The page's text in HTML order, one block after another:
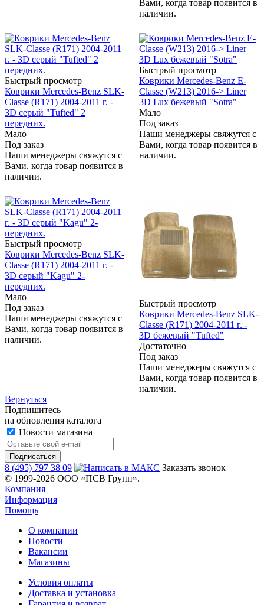
Вами, когда товар появится в
наличии.
Быстрый просмотр
Коврики Mercedes-Benz SLK-
Classe (R171) 2004-2011 г. -
3D серый "Tufted" 2
передних.
Мало
Под заказ
Наши менеджеры свяжутся с
Вами, когда товар появится в
наличии.
Быстрый просмотр
Коврики Mercedes-Benz E-
Classe (W213) 2016-> Liner
3D Lux бежевый "Sotra"
Мало
Под заказ
Наши менеджеры свяжутся с
Вами, когда товар появится в
наличии.
Быстрый просмотр
Коврики Mercedes-Benz SLK-
Classe (R171) 2004-2011 г. -
3D серый "Kagu" 2-
передних.
Мало
Под заказ
Наши менеджеры свяжутся с
Вами, когда товар появится в
наличии.
Быстрый просмотр
Коврики Mercedes-Benz SLK-
Classe (R171) 2004-2011 г. -
3D бежевый "Tufted"
Достаточно
Под заказ
Наши менеджеры свяжутся с
Вами, когда товар появится в
наличии.
Вернуться
Подпишитесь
на обновления каталога
Новости магазина
8 (495) 797 38 09
Заказать звонок
© 1999-2026 ООО «ПСВ Групп».
Компания
Информация
Помощь
О компании
Новости
Вакансии
Магазины
Условия оплаты
Доставка и установка